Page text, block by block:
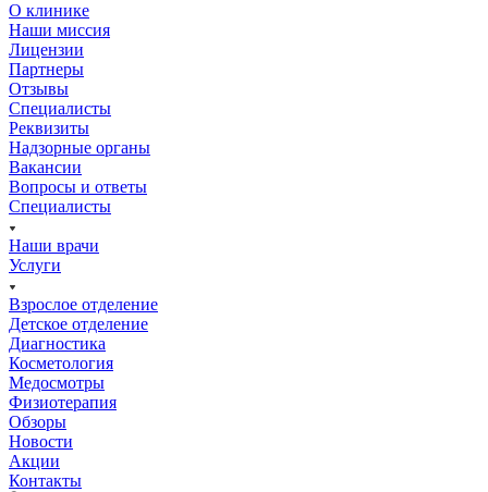
О клинике
Наши миссия
Лицензии
Партнеры
Отзывы
Специалисты
Реквизиты
Надзорные органы
Вакансии
Вопросы и ответы
Специалисты
Наши врачи
Услуги
Взрослое отделение
Детское отделение
Диагностика
Косметология
Медосмотры
Физиотерапия
Обзоры
Новости
Акции
Контакты